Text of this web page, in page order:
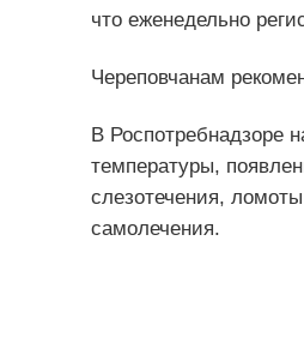
что еженедельно
Череповчанам
В Роспотребнадзоре
температуры,
слезотечения,
самолечения.